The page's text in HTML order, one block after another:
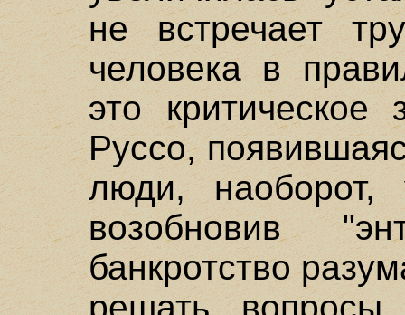
не встречает
человека в
это
Руссо,
люди,
возобновив
банкротство